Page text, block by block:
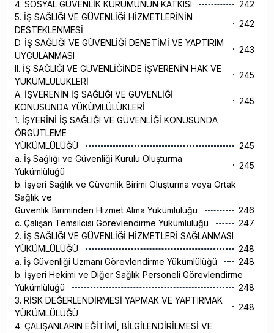
4. SOSYAL GÜVENLİK KURUMUNUN KATKISI
242
5. İŞ SAĞLIĞI VE GÜVENLİĞİ HİZMETLERİNİN
DESTEKLENMESİ
242
D. İŞ SAĞLIĞI VE GÜVENLİĞİ DENETİMİ VE YAPTIRIM
UYGULANMASI
243
II. İŞ SAĞLIĞI VE GÜVENLİĞİNDE İŞVERENİN HAK VE
YÜKÜMLÜLÜKLERİ
245
A. İŞVERENİN İŞ SAĞLIĞI VE GÜVENLİĞİ
KONUSUNDA YÜKÜMLÜLÜKLERİ
245
1. İŞYERİNİ İŞ SAĞLIĞI VE GÜVENLİĞİ KONUSUNDA
ÖRGÜTLEME
YÜKÜMLÜLÜĞÜ
245
a. İş Sağlığı ve Güvenliği Kurulu Oluşturma
Yükümlülüğü
245
b. İşyeri Sağlık ve Güvenlik Birimi Oluşturma veya Ortak
Sağlık ve
Güvenlik Biriminden Hizmet Alma Yükümlülüğü
246
c. Çalışan Temsilcisi Görevlendirme Yükümlülüğü
247
2. İŞ SAĞLIĞI VE GÜVENLİĞİ HİZMETLERİ SAĞLANMASI
YÜKÜMLÜLÜĞÜ
248
a. İş Güvenliği Uzmanı Görevlendirme Yükümlülüğü
248
b. İşyeri Hekimi ve Diğer Sağlık Personeli Görevlendirme
Yükümlülüğü
248
3. RİSK DEĞERLENDİRMESİ YAPMAK VE YAPTIRMAK
YÜKÜMLÜLÜĞÜ
248
4. ÇALIŞANLARIN EĞİTİMİ, BİLGİLENDİRİLMESİ VE